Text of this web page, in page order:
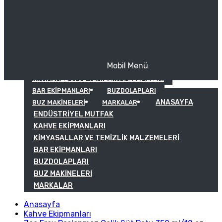
KIMYASALLAR VE TEMIZLIK MALZEMELERI
BAR EKIPMANLARI
BUZDOLAPLARI
BUZ MAKINELERI
MARKALAR
Mobil Menü
ANASAYFA
ENDÜSTRIYEL MUTFAK
KAHVE EKIPMANLARI
KIMYASALLAR VE TEMIZLIK MALZEMELERI
BAR EKIPMANLARI
BUZDOLAPLARI
BUZ MAKINELERI
MARKALAR
Anasayfa
Kahve Ekipmanları